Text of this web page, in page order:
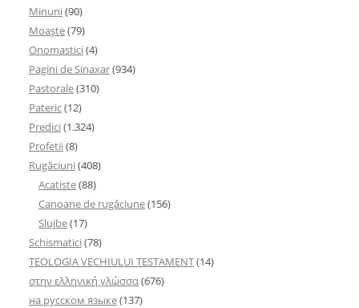
Minuni(90)
Moaşte(79)
Onomastici(4)
Pagini de Sinaxar(934)
Pastorale(310)
Pateric(12)
Predici(1.324)
Profetii(8)
Rugăciuni(408)
Acatiste(88)
Canoane de rugăciune(156)
Slujbe(17)
Schismatici(78)
TEOLOGIA VECHIULUI TESTAMENT(14)
στην ελληνική γλώσσα(676)
на русском языке(137)